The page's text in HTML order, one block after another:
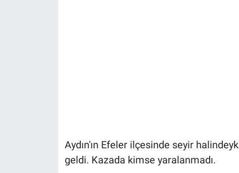
Aydın'ın Efeler ilçesinde seyir
geldi. Kazada kimse yaralanmadı.